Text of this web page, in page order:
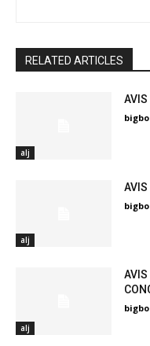
RELATED ARTICLES
alj
alj
alj
AVIS